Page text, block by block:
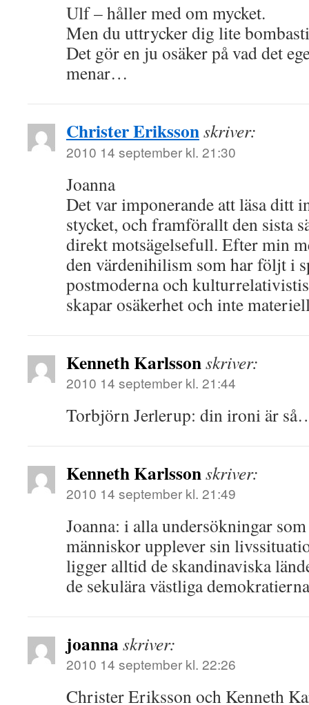
Ulf – håller med om mycket.
Men du uttrycker dig lite
Det gör en ju osäker på vad det
menar…
Christer Erikssonskriver:
2010 14 september kl. 21:30
Joanna
Det var imponerande att läsa ditt
stycket, och framförallt den sista
direkt motsägelsefull. Efter min
den värdenihilism som har följt i
postmoderna och
skapar osäkerhet och inte
Kenneth Karlssonskriver:
2010 14 september kl. 21:44
Torbjörn Jerlerup: din ironi är
Kenneth Karlssonskriver:
2010 14 september kl. 21:49
Joanna: i alla undersökningar
människor upplever sin
ligger alltid de skandinaviska
de sekulära västliga
joannaskriver:
2010 14 september kl. 22:26
Christer Eriksson och Kenneth